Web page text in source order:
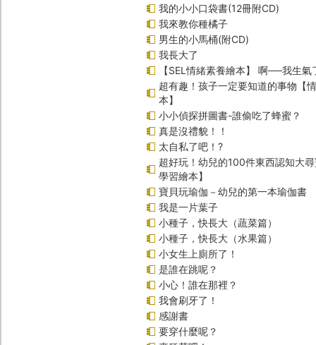
我的小小口袋書(12冊附CD)
我來教你種橘子
男生的小馬桶(附CD)
我長大了
【SEL情緒素養繪本】 啊──我生氣
超有趣！孩子一定要知道的事物【
本】
小小偵探拼圖書-誰偷吃了蜂蜜？
真是沒禮貌！！
太自私了吧！?
超好玩！幼兒的100件東西認知大
學習繪本】
寶貝玩瑜伽－幼兒的第一本瑜伽書
我是一片葉子
小種子，快長大（蔬菜篇）
小種子，快長大（水果篇）
小女生上廁所了！
是誰在跳呢？
小心！誰在那裡？
我會刷牙了！
感謝書
要穿什麼呢？